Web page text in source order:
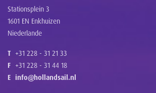
Stationsplein 3
1601 EN Enkhuizen
Niederlande
T +31 228 - 31 21 33
F +31 228 - 31 44 18
E info@hollandsail.nl